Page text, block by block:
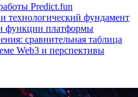
Predict.fun
технологический фундамент
функции платформы
сравнительная таблица
Web3 и перспективы